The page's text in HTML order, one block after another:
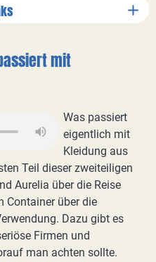
mit
Was passiert
eigentlich mit
Kleidung aus
Teil dieser zweiteiligen
Aurelia über die Reise
Container über die
Dazu gibt es
Firmen und
man achten sollte.